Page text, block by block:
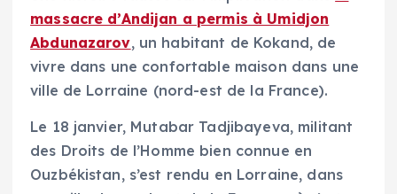
massacre d’Andijan a permis à Umidjon
Abdunazarov, un habitant de Kokand, de
vivre dans une confortable maison dans une
ville de Lorraine (nord-est de la France).
Le 18 janvier, Mutabar Tadjibayeva, militant
des Droits de l’Homme bien connue en
Ouzbékistan, s’est rendu en Lorraine, dans